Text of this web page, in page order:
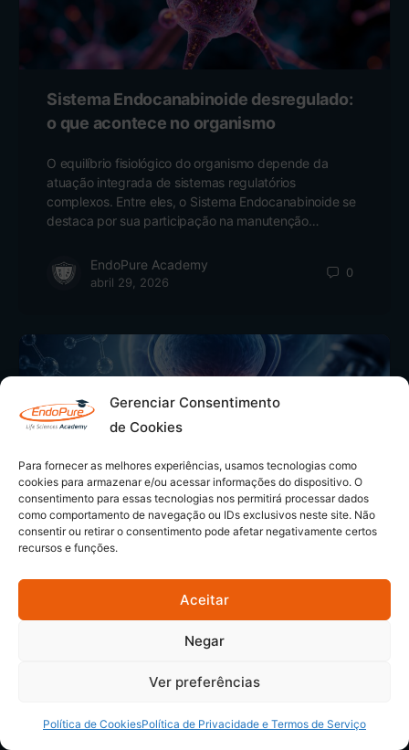
Gerenciar Consentimento
de Cookies
Para fornecer as melhores experiências, usamos tecnologias como
cookies para armazenar e/ou acessar informações do dispositivo. O
consentimento para essas tecnologias nos permitirá processar dados
como comportamento de navegação ou IDs exclusivos neste site. Não
consentir ou retirar o consentimento pode afetar negativamente certos
recursos e funções.
Aceitar
Negar
Ver preferências
Política de CookiesPolítica de Privacidade e Termos de Serviço
Sistema Endocanabinoide desregulado:
o que acontece no organismo
O equilíbrio fisiológico do organismo depende da
atuação integrada de sistemas regulatórios
complexos. Entre eles, o Sistema Endocanabinoide se
destaca por sua participação na manutenção…
EndoPure Academy
abril 29, 2026
0
Prostatite crônica: estudo testa
combinação de canabidiol e ácido
Apesar de aparecer com frequência no consultório
urológico, a prostatite ainda ocupa um lugar discreto
nas estatísticas oficiais de saúde no Brasil. Não há
abril 24, 2026